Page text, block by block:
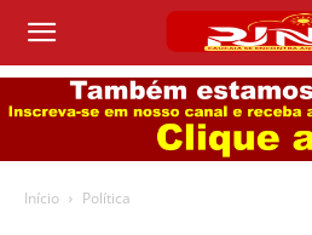
Início Política